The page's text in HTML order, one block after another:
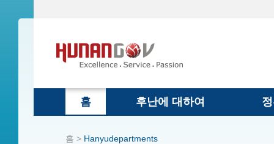
홈 후난에 대하여
홈 > Hanyudepartments